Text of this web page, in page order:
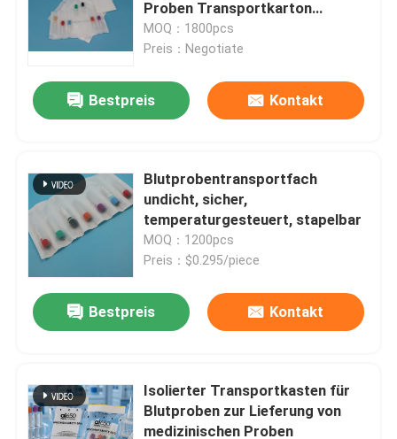
Produkte
Proben Transportkarton
Leichtgewicht Wasserdichtes
Design
MOQ：1800pcs
Preis：Negotiate
Bestpreis Kontakt
Blutprobentransportfach
undicht, sicher,
temperaturgesteuert, stapelbar
MOQ：1200pcs
Preis：$0.295/piece
Bestpreis Kontakt
Isolierter Transportkasten für
Blutproben zur Lieferung von
medizinischen Proben